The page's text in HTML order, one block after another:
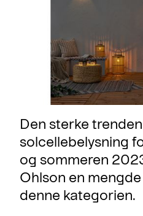
Den sterke
solcellebelysning
og sommeren
Ohlson en
denne kategorien.